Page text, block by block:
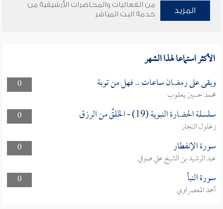
المزيد
من الفعاليات والمحاضرات الأرشيفية من
خدمة البث المباشر
الأكثر استماعا لهذا الشهر
0 وبقى على رمضان ساعات .. فهل من توبة
محمد حسين يعقوب
0
سلسلة الحضارة النبوية (19) - الخَلقُ من الرزق
زغلول النجار
0
سورة الإنفطار
عبد الرشيد بن الشيخ علي صوفي
0
سورة النبأ
أحمد المعصراوي